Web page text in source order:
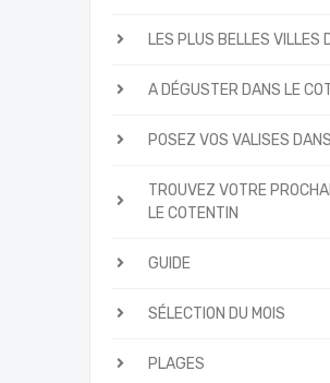
LES PLUS BELLES VILLES
A DÉGUSTER DANS LE
POSEZ VOS VALISES
TROUVEZ VOTRE
LE COTENTIN
GUIDE
SÉLECTION DU MOIS
PLAGES